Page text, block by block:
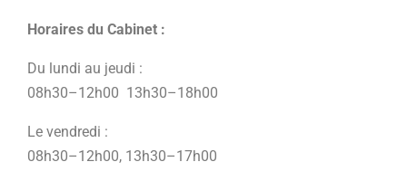
Horaires du Cabinet :
Du lundi au jeudi :
08h30–12h00 13h30–18h00
Le vendredi :
08h30–12h00, 13h30–17h00